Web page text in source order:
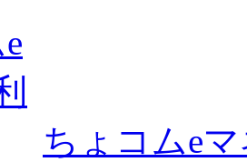
ちょコムe